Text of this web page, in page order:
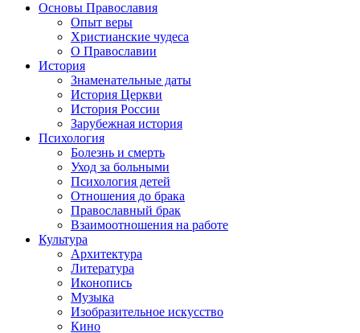
Основы Православия
Опыт веры
Христианские чудеса
О Православии
История
Знаменательные даты
История Церкви
История России
Зарубежная история
Психология
Болезнь и смерть
Уход за больными
Психология детей
Отношения до брака
Православный брак
Взаимоотношения на работе
Культура
Архитектура
Литература
Иконопись
Музыка
Изобразительное искусство
Кино